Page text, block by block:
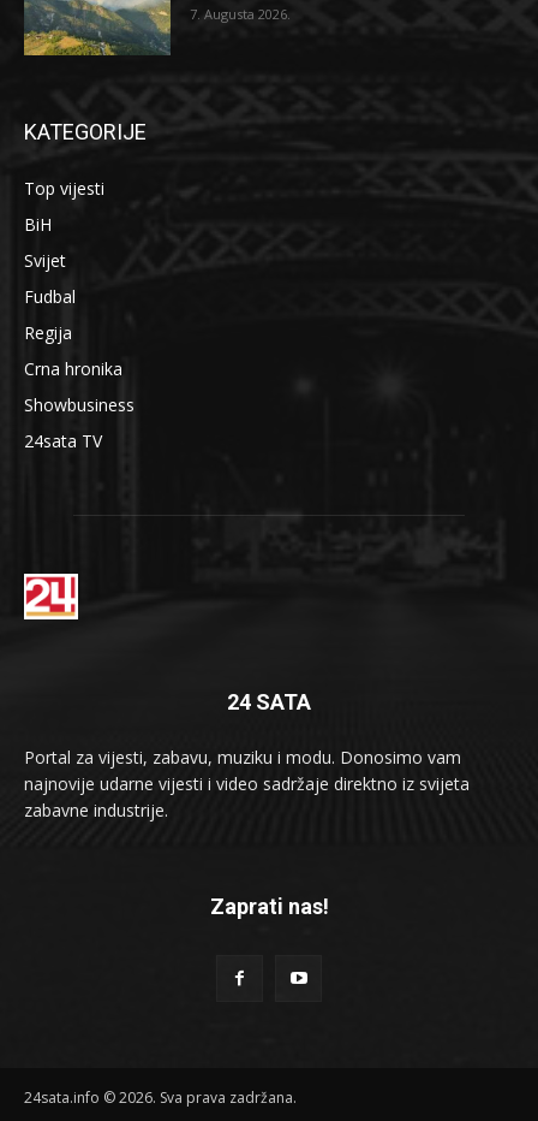
7. Augusta 2026.
KATEGORIJE
Top vijesti
BiH
Svijet
Fudbal
Regija
Crna hronika
Showbusiness
24sata TV
24 SATA
Portal za vijesti, zabavu, muziku i modu. Donosimo vam
najnovije udarne vijesti i video sadržaje direktno iz svijeta
zabavne industrije.
Zaprati nas!
24sata.info © 2026. Sva prava zadržana.